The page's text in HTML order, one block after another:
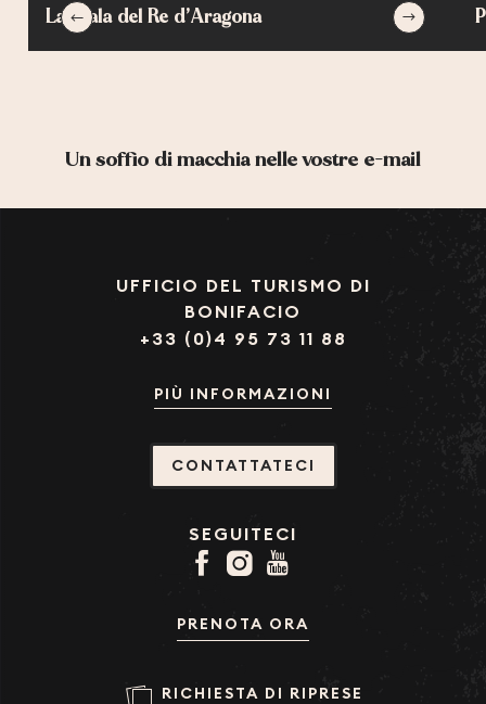
La scala del Re d’Aragona
Un soffio di macchia nelle vostre e-mail
UFFICIO DEL TURISMO DI
BONIFACIO
+33 (0)4 95 73 11 88
PIÙ INFORMAZIONI
CONTATTATECI
SEGUITECI
PRENOTA ORA
RICHIESTA DI RIPRESE